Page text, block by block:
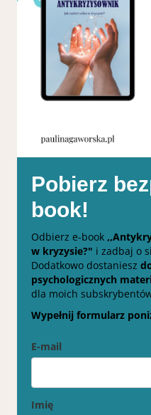
Pobierz
book!
Odbierz e-book
w kryzysie?" i zadbaj o
Dodatkowo dostaniesz
psychologicznych
dla moich
Wypełnij formularz
E-mail
Imię